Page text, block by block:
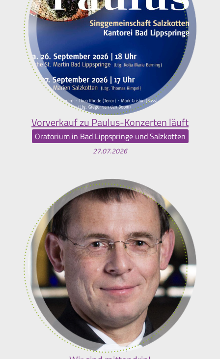
Vorverkauf zu Paulus-Konzerten läuft
Oratorium in Bad Lippspringe und Salzkotten
27.07.2026